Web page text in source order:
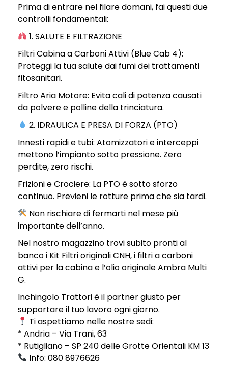
Prima di entrare nel filare domani, fai questi due
controlli fondamentali:
1. SALUTE E FILTRAZIONE
Filtri Cabina a Carboni Attivi (Blue Cab 4):
Proteggi la tua salute dai fumi dei trattamenti
fitosanitari.
Filtro Aria Motore: Evita cali di potenza causati
da polvere e polline della trinciatura.
2. IDRAULICA E PRESA DI FORZA (PTO)
Innesti rapidi e tubi: Atomizzatori e interceppi
mettono l’impianto sotto pressione. Zero
perdite, zero rischi.
Frizioni e Crociere: La PTO è sotto sforzo
continuo. Previeni le rotture prima che sia tardi.
Non rischiare di fermarti nel mese più
importante dell’anno.
Nel nostro magazzino trovi subito pronti al
banco i Kit Filtri originali CNH, i filtri a carboni
attivi per la cabina e l’olio originale Ambra Multi
G.
Inchingolo Trattori è il partner giusto per
supportare il tuo lavoro ogni giorno.
Ti aspettiamo nelle nostre sedi:
* Andria – Via Trani, 63
* Rutigliano – SP 240 delle Grotte Orientali KM 13
Info: 080 8976626